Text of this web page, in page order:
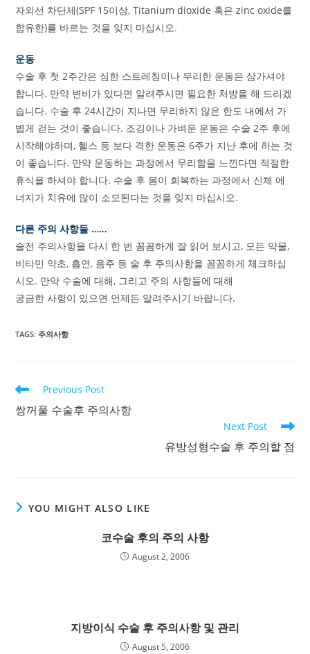
자외선 차단제(SPF 15이상, Titanium dioxide 혹은 zinc oxide를
함유한)를 바르는 것을 잊지 마십시오.
운동
수술 후 첫 2주간은 심한 스트레칭이나 무리한 운동은 삼가셔야
합니다. 만약 변비가 있다면 알려주시면 필요한 처방을 해 드리겠
습니다. 수술 후 24시간이 지나면 무리하지 않은 한도 내에서 가
볍게 걷는 것이 좋습니다. 조깅이나 가벼운 운동은 수술 2주 후에
시작해야하며, 헬스 등 보다 격한 운동은 6주가 지난 후에 하는 것
이 좋습니다. 만약 운동하는 과정에서 무리함을 느낀다면 적절한
휴식을 하셔야 합니다. 수술 후 몸이 회복하는 과정에서 신체 에
너지가 치유에 많이 소모된다는 것을 잊지 마십시오.
다른 주의 사항들 ……
술전 주의사항을 다시 한 번 꼼꼼하게 잘 읽어 보시고, 모든 약물,
비타민 약초, 흡연, 음주 등 술 후 주의사항을 꼼꼼하게 체크하십
시오. 만약 수술에 대해, 그리고 주의 사항들에 대해
궁금한 사항이 있으면 언제든 알려주시기 바랍니다.
TAGS:주의사항
Read
articles
Previous Post
쌍꺼풀 수술후 주의사항
Next Post
유방성형수술 후 주의할 점
YOU MIGHT ALSO LIKE
코수술 후의 주의 사항
August 2, 2006
지방이식 수술 후 주의사항 및 관리
August 5, 2006